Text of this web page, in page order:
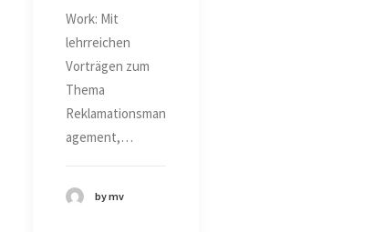
Work: Mit
lehrreichen
Vorträgen zum
Thema
Reklamationsman
agement,…
by mv